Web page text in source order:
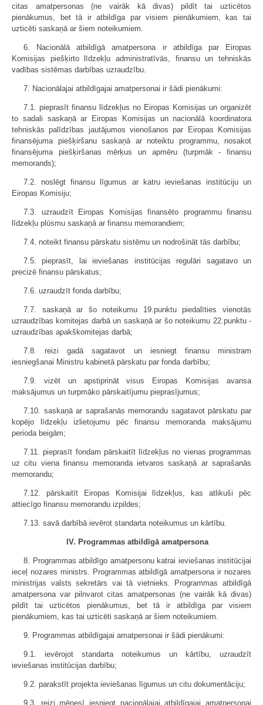
citas amatpersonas (ne vairāk kā divas) pildīt tai uzticētos
pienākumus, bet tā ir atbildīga par visiem pienākumiem, kas tai
uzticēti saskaņā ar šiem noteikumiem.
6. Nacionālā atbildīgā amatpersona ir atbildīga par Eiropas
Komisijas piešķirto līdzekļu administratīvās, finansu un tehniskās
vadības sistēmas darbības uzraudzību.
7. Nacionālajai atbildīgajai amatpersonai ir šādi pienākumi:
7.1. pieprasīt finansu līdzekļus no Eiropas Komisijas un organizēt
to sadali saskaņā ar Eiropas Komisijas un nacionālā koordinatora
tehniskās palīdzības jautājumos vienošanos par Eiropas Komisijas
finansējuma piešķiršanu saskaņā ar noteiktu programmu, nosakot
finansējuma piešķiršanas mērķus un apmēru (turpmāk - finansu
memorands);
7.2. noslēgt finansu līgumus ar katru ieviešanas institūciju un
Eiropas Komisiju;
7.3. uzraudzīt Eiropas Komisijas finansēto programmu finansu
līdzekļu plūsmu saskaņā ar finansu memorandiem;
7.4. noteikt finansu pārskatu sistēmu un nodrošināt tās darbību;
7.5. pieprasīt, lai ieviešanas institūcijas regulāri sagatavo un
precizē finansu pārskatus;
7.6. uzraudzīt fonda darbību;
7.7. saskaņā ar šo noteikumu 19.punktu piedalīties vienotās
uzraudzības komitejas darbā un saskaņā ar šo noteikumu 22.punktu -
uzraudzības apakškomitejas darbā;
7.8. reizi gadā sagatavot un iesniegt finansu ministram
iesniegšanai Ministru kabinetā pārskatu par fonda darbību;
7.9. vizēt un apstiprināt visus Eiropas Komisijas avansa
maksājumus un turpmāko pārskaitījumu pieprasījumus;
7.10. saskaņā ar saprašanās memorandu sagatavot pārskatu par
kopējo līdzekļu izlietojumu pēc finansu memoranda maksājumu
perioda beigām;
7.11. pieprasīt fondam pārskaitīt līdzekļus no vienas programmas
uz citu viena finansu memoranda ietvaros saskaņā ar saprašanās
memorandu;
7.12. pārskaitīt Eiropas Komisijai līdzekļus, kas atlikuši pēc
attiecīgo finansu memorandu izpildes;
7.13. savā darbībā ievērot standarta noteikumus un kārtību.
IV. Programmas atbildīgā amatpersona
8. Programmas atbildīgo amatpersonu katrai ieviešanas institūcijai
ieceļ nozares ministrs. Programmas atbildīgā amatpersona ir nozares
ministrijas valsts sekretārs vai tā vietnieks. Programmas atbildīgā
amatpersona var pilnvarot citas amatpersonas (ne vairāk kā divas)
pildīt tai uzticētos pienākumus, bet tā ir atbildīga par visiem
pienākumiem, kas tai uzticēti saskaņā ar šiem noteikumiem.
9. Programmas atbildīgajai amatpersonai ir šādi pienākumi:
9.1. ievērojot standarta noteikumus un kārtību, uzraudzīt
ieviešanas institūcijas darbību;
9.2. parakstīt projekta ieviešanas līgumus un citu dokumentāciju;
9.3. reizi mēnesī iesniegt nacionālajai atbildīgajai amatpersonai